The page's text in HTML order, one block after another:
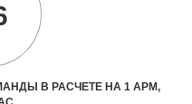
В РАСЧЕТЕ НА 1 АРМ,